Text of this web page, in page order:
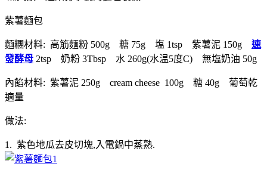
紫薯麵包
麵糰材料: 高筋麵粉 500g 糖 75g 塩 1tsp 紫薯泥 150g 速
發酵母 2tsp 奶粉 3Tbsp 水 260g(水温5度C) 無塩奶油 50g
內餡材料: 紫薯泥 250g cream cheese 100g 糖 40g 葡萄乾
適量
做法:
1. 紫色地瓜去皮切塊,入電鍋中蒸熟.